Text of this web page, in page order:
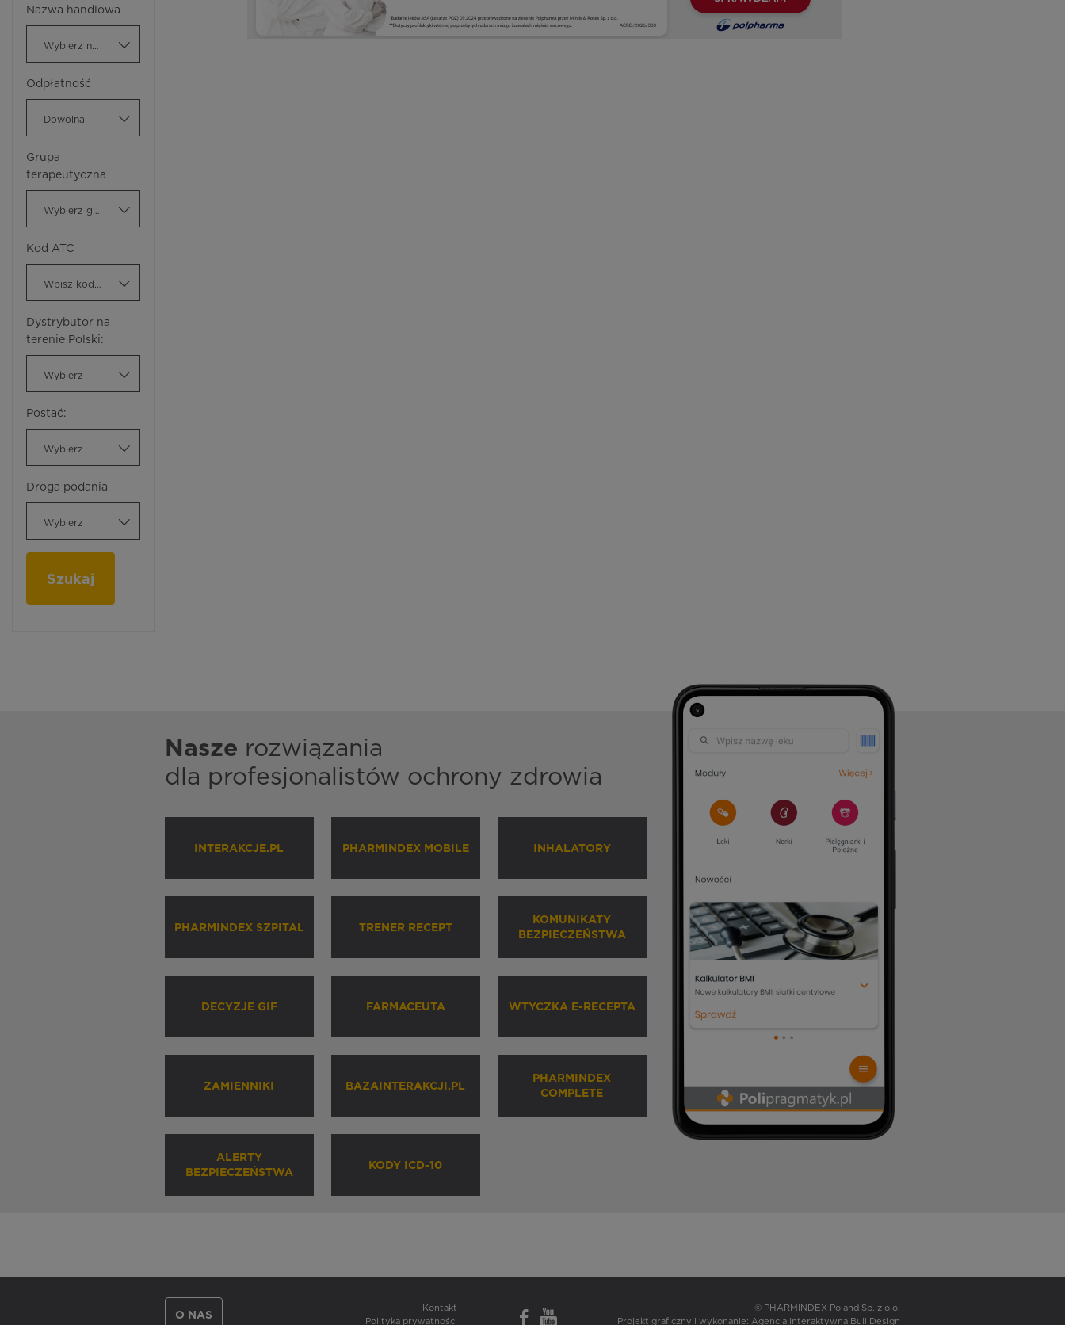
Nazwa handlowa
Odpłatność
Dowolna
Grupa
terapeutyczna
Kod ATC
Dystrybutor na
terenie Polski:
Wybierz
Postać:
Wybierz
Droga podania
Wybierz
Szukaj
Nasze rozwiązania
dla profesjonalistów ochrony zdrowia
INTERAKCJE.PL PHARMINDEX MOBILE INHALATORY
PHARMINDEX SZPITAL TRENER RECEPT
KOMUNIKATY
BEZPIECZEŃSTWA
DECYZJE GIF FARMACEUTA WTYCZKA E-RECEPTA
ZAMIENNIKI BAZAINTERAKCJI.PL
PHARMINDEX
COMPLETE
ALERTY
BEZPIECZEŃSTWA
KODY ICD-10
O NAS
Kontakt
Polityka prywatności
© PHARMINDEX Poland Sp. z o.o.
Projekt graficzny i wykonanie: Agencja Interaktywna Bull Design